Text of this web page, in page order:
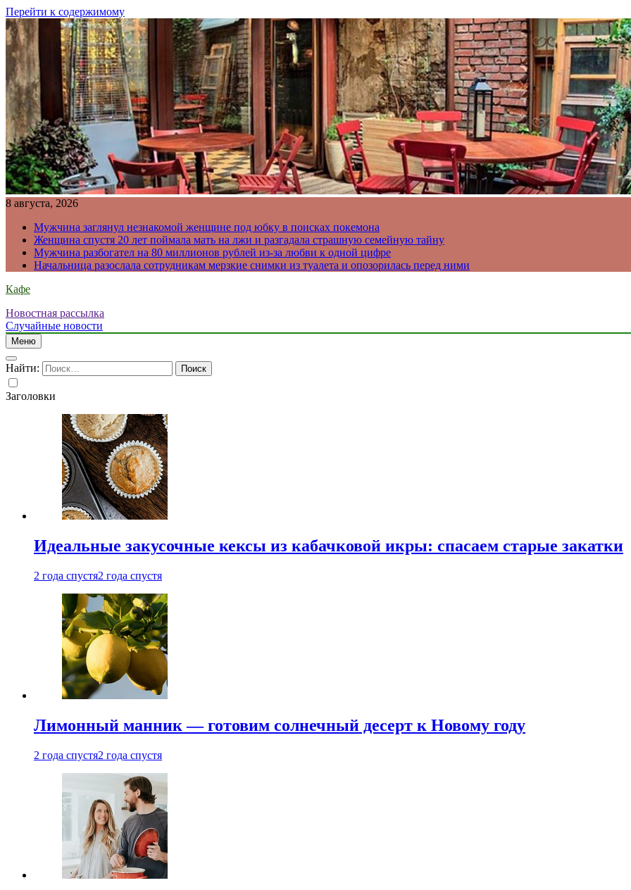
Перейти к содержимому
8 августа, 2026
Мужчина заглянул незнакомой женщине под юбку в поисках покемона
Женщина спустя 20 лет поймала мать на лжи и разгадала страшную семейную тайну
Мужчина разбогател на 80 миллионов рублей из-за любви к одной цифре
Начальница разослала сотрудникам мерзкие снимки из туалета и опозорилась перед ними
Кафе
Новостная рассылка
Случайные новости
Меню
Найти:
Заголовки
Идеальные закусочные кексы из кабачковой икры: спасаем старые закатки
2 года спустя2 года спустя
Лимонный манник — готовим солнечный десерт к Новому году
2 года спустя2 года спустя